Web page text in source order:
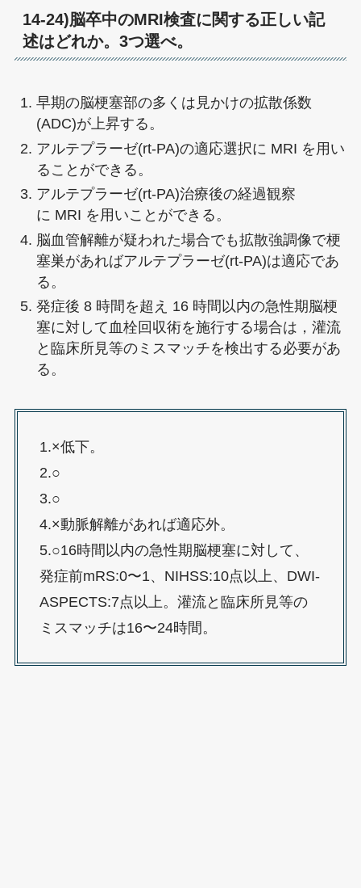
14-24)脳卒中のMRI検査に関する正しい記
述はどれか。3つ選べ。
早期の脳梗塞部の多くは見かけの拡散係数
(ADC)が上昇する。
アルテプラーゼ(rt-PA)の適応選択に MRI を用い
ることができる。
アルテプラーゼ(rt-PA)治療後の経過観察
に MRI を用いことができる。
脳血管解離が疑われた場合でも拡散強調像で梗
塞巣があればアルテプラーゼ(rt-PA)は適応であ
る。
発症後 8 時間を超え 16 時間以内の急性期脳梗
塞に対して血栓回収術を施行する場合は，灌流
と臨床所見等のミスマッチを検出する必要があ
る。
1.×低下。
2.○
3.○
4.×動脈解離があれば適応外。
5.○16時間以内の急性期脳梗塞に対して、
発症前mRS:0〜1、NIHSS:10点以上、DWI-
ASPECTS:7点以上。灌流と臨床所見等の
ミスマッチは16〜24時間。